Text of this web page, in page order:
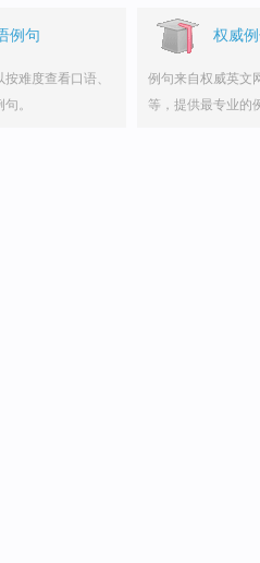
例句
难度查看口语、
。
权威
例句来自权威英文
等，提供最专业的